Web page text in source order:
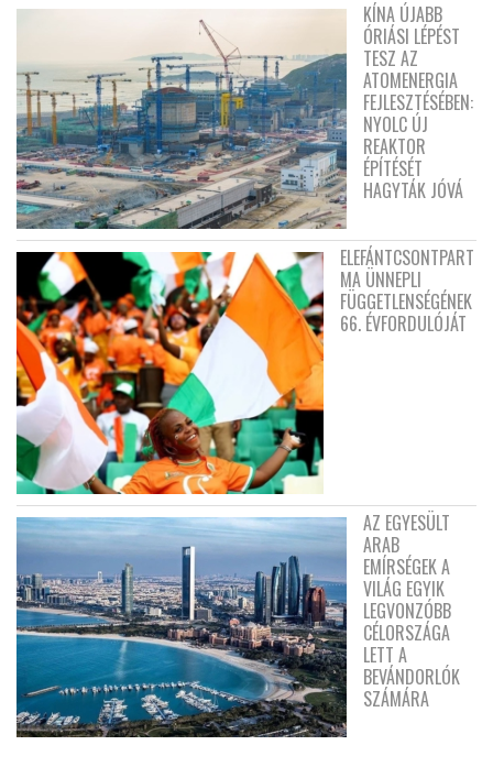
KÍNA ÚJABB
ÓRIÁSI LÉPÉST
TESZ AZ
ATOMENERGIA
FEJLESZTÉSÉBEN:
NYOLC ÚJ
REAKTOR
ÉPÍTÉSÉT
HAGYTÁK JÓVÁ
ELEFÁNTCSONTPART
MA ÜNNEPLI
FÜGGETLENSÉGÉNEK
66. ÉVFORDULÓJÁT
AZ EGYESÜLT
ARAB
EMÍRSÉGEK A
VILÁG EGYIK
LEGVONZÓBB
CÉLORSZÁGA
LETT A
BEVÁNDORLÓK
SZÁMÁRA